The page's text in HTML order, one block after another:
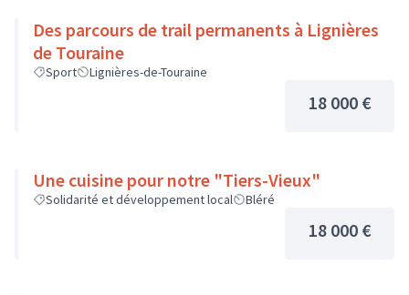
Des parcours de trail permanents à Lignières
de Touraine
Sport Lignières-de-Touraine
18 000 €
Une cuisine pour notre "Tiers-Vieux"
Solidarité et développement local Bléré
18 000 €